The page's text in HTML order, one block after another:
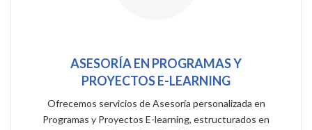
ASESORÍA EN PROGRAMAS Y
PROYECTOS E-LEARNING
Ofrecemos servicios de Asesoría personalizada en
Programas y Proyectos E-learning, estructurados en